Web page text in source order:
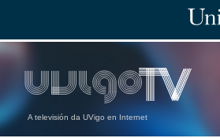
A televisión da UVigo en Internet